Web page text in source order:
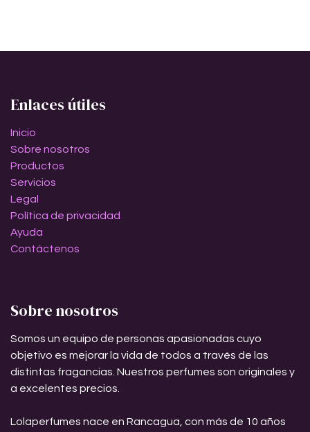
Enlaces útiles
Inicio
Sobre nosotros
Productos
Servicios
Legal
Política de privacidad
Ayuda
Contáctenos
Sobre nosotros
Somos un equipo de personas apasionadas cuyo
objetivo es mejorar la vida de todos a través de las
distintas fragancias. Nuestros perfumes son originales y
a excelentes precios.
Lolaperfumes nace en Rancagua, con más de 10 años